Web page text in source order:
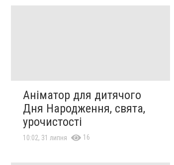
Аніматор для дитячого
Дня Народження, свята,
урочистості
10:02, 31 липня 16